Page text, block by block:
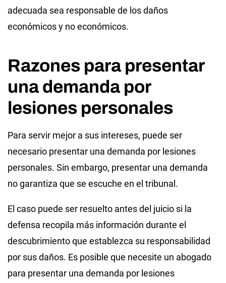
adecuada sea responsable de los daños
económicos y no económicos.
Razones para presentar
una demanda por
lesiones personales
Para servir mejor a sus intereses, puede ser
necesario presentar una demanda por lesiones
personales. Sin embargo, presentar una demanda
no garantiza que se escuche en el tribunal.
El caso puede ser resuelto antes del juicio si la
defensa recopila más información durante el
descubrimiento que establezca su responsabilidad
por sus daños. Es posible que necesite un abogado
para presentar una demanda por lesiones